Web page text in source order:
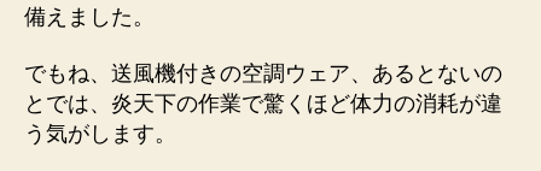
備えました。
でもね、送風機付きの空調ウェア、あるとないの
とでは、炎天下の作業で驚くほど体力の消耗が違
う気がします。